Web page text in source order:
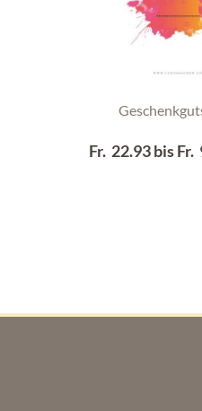
Fr. 22.93 bis Fr.